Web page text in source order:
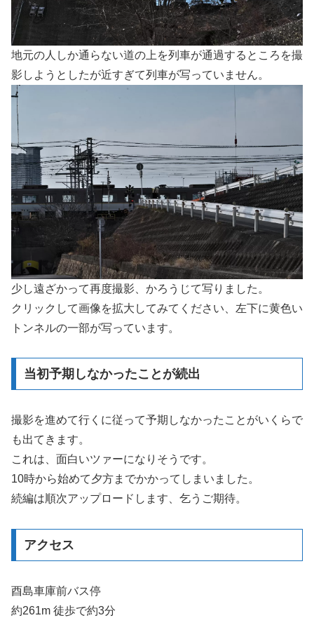
地元の人しか通らない道の上を列車が通過するところを撮
影しようとしたが近すぎて列車が写っていません。
少し遠ざかって再度撮影、かろうじて写りました。
クリックして画像を拡大してみてください、左下に黄色い
トンネルの一部が写っています。
当初予期しなかったことが続出
撮影を進めて行くに従って予期しなかったことがいくらで
も出てきます。
これは、面白いツァーになりそうです。
10時から始めて夕方までかかってしまいました。
続編は順次アップロードします、乞うご期待。
アクセス
酉島車庫前バス停
約261m 徒歩で約3分